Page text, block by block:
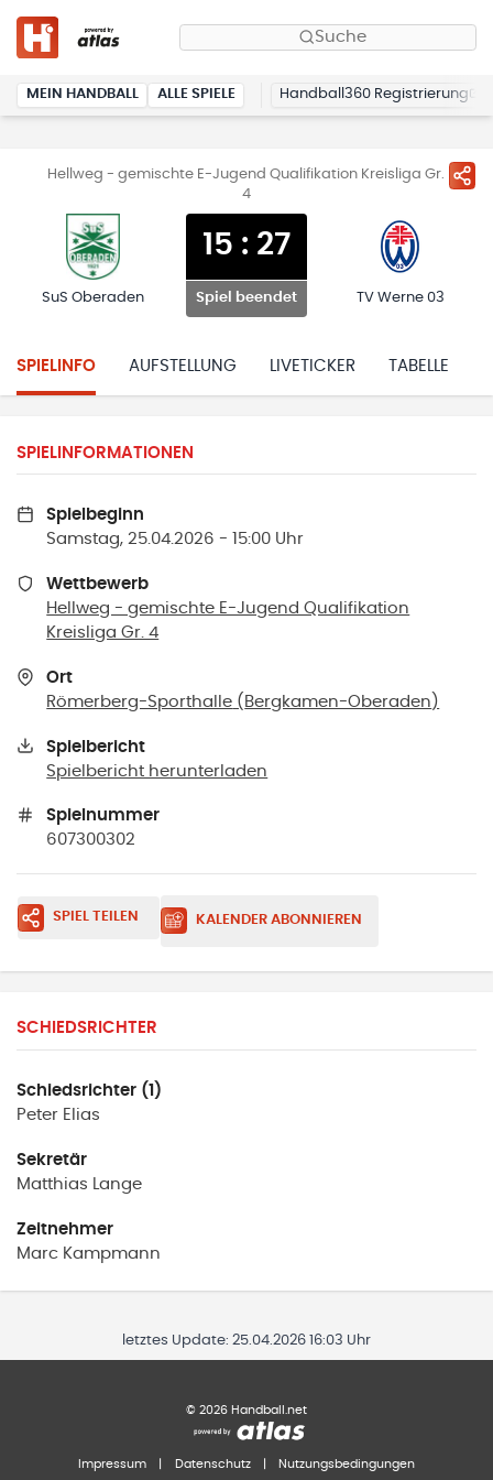
Suche
MEIN HANDBALL ALLE SPIELE Handball360 Registrierung
Hellweg - gemischte E-Jugend Qualifikation Kreisliga Gr.
4
SuS Oberaden
15 : 27
Spiel beendet TV Werne 03
SPIELINFO AUFSTELLUNG LIVETICKER TABELLE
SPIELINFORMATIONEN
Spielbeginn
Samstag, 25.04.2026 - 15:00 Uhr
Wettbewerb
Hellweg - gemischte E-Jugend Qualifikation
Kreisliga Gr. 4
Ort
Römerberg-Sporthalle ( Bergkamen-Oberaden )
Spielbericht
Spielbericht herunterladen
Spielnummer
607300302
SPIEL TEILEN KALENDER ABONNIEREN
SCHIEDSRICHTER
Schiedsrichter (1)
Peter Elias
Sekretär
Matthias
Lange
Zeitnehmer
Marc Kampmann
letztes Update: 25.04.2026 16:03 Uhr
© 2026 Handball.net
Impressum Datenschutz Nutzungsbedingungen